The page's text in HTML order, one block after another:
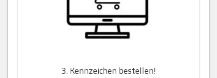
3. Kennzeichen bestellen!